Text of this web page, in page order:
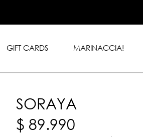
GIFT CARDS MARINACCIA!
SORAYA
$ 89.990